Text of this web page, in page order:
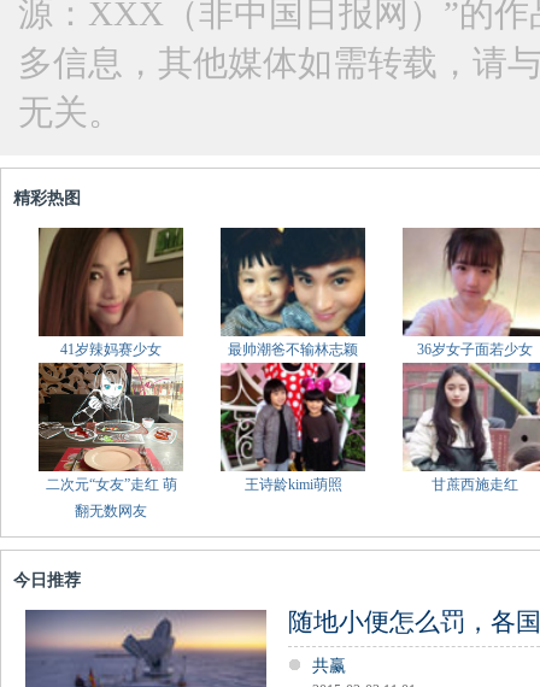
源：XXX（非中国日报网）”的
多信息，其他媒体如需转载，请
无关。
精彩热图
41岁辣妈赛少女 最帅潮爸不输林志颖 36岁女子面若少女
二次元“女友”走红 萌
翻无数网友
王诗龄kimi萌照 甘蔗西施走红
今日推荐
随地小便怎么罚，各
共赢